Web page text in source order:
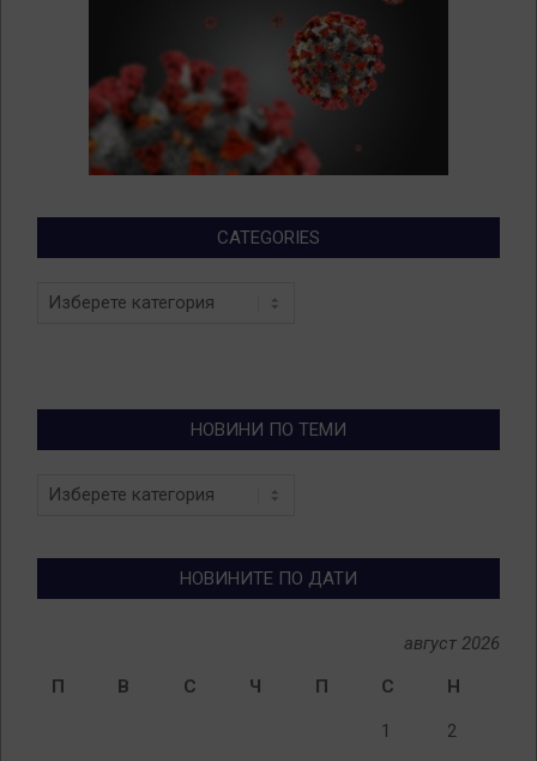
CATEGORIES
Categories
НОВИНИ ПО ТЕМИ
Новини
НОВИНИТЕ ПО ДАТИ
август 2026
П
В С Ч П С Н
1 2